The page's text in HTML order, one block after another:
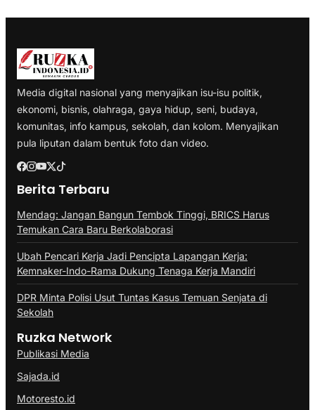
Media digital nasional yang menyajikan isu-isu politik,
ekonomi, bisnis, olahraga, gaya hidup, seni, budaya,
komunitas, info kampus, sekolah, dan kolom. Menyajikan
pula liputan dalam bentuk foto dan video.
Berita Terbaru
Mendag: Jangan Bangun Tembok Tinggi, BRICS Harus
Temukan Cara Baru Berkolaborasi
Ubah Pencari Kerja Jadi Pencipta Lapangan Kerja:
Kemnaker-Indo-Rama Dukung Tenaga Kerja Mandiri
DPR Minta Polisi Usut Tuntas Kasus Temuan Senjata di
Sekolah
Ruzka Network
Publikasi Media
Sajada.id
Motoresto.id